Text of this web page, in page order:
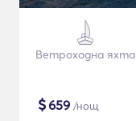
Ветроходна яхта
$659 /нощ